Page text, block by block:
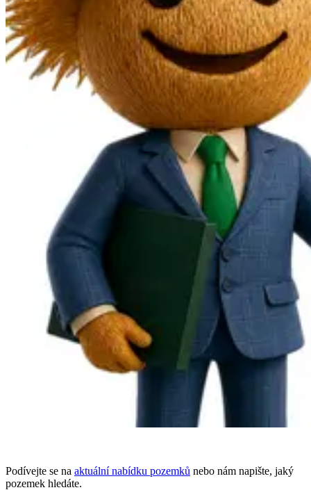
Podívejte se na aktuální nabídku pozemků nebo nám napište, jaký
pozemek hledáte.